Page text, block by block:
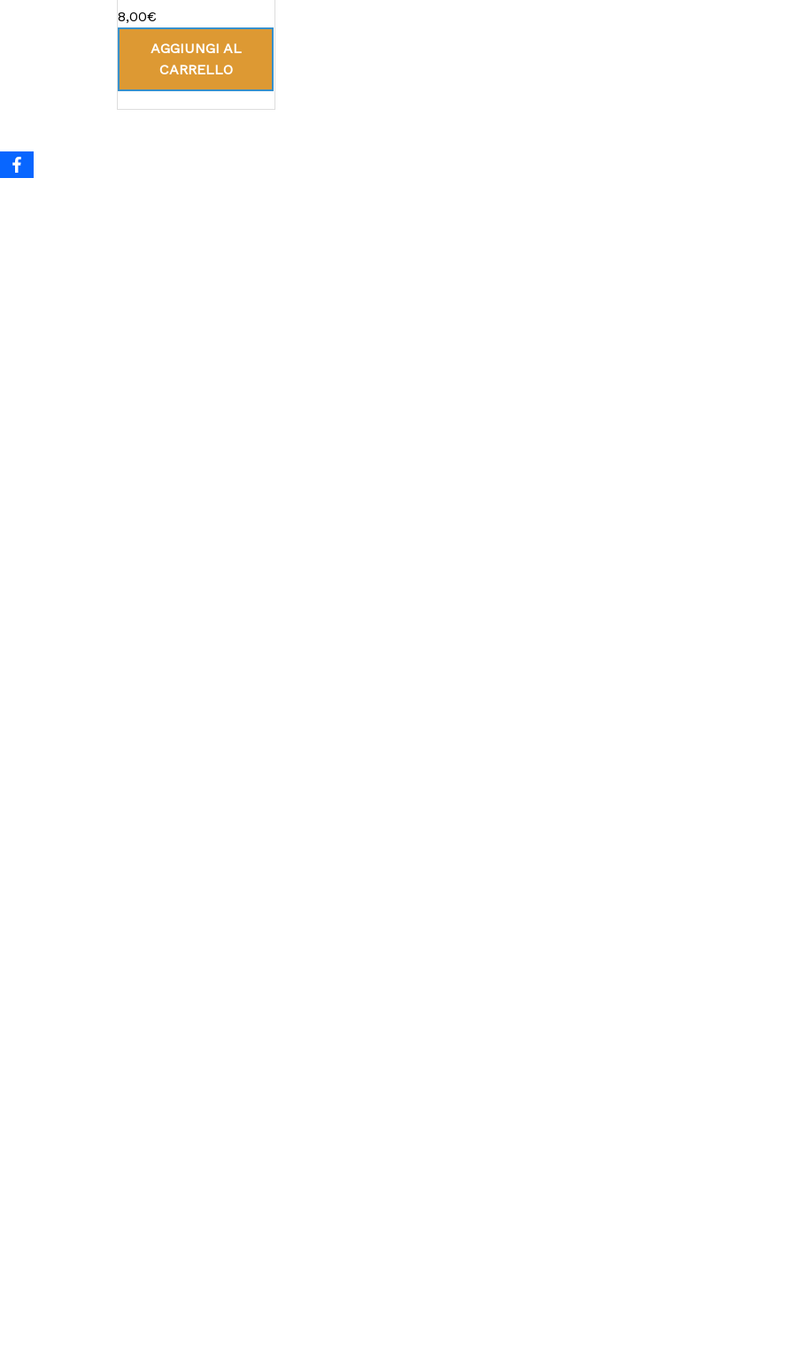
8,00€
AGGIUNGI AL
CARRELLO